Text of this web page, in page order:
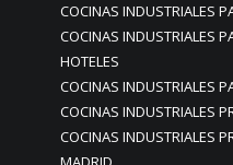
COCINAS INDUSTRIALES
COCINAS INDUSTRIALES
HOTELES
COCINAS INDUSTRIALES
COCINAS INDUSTRIALES
COCINAS INDUSTRIALES